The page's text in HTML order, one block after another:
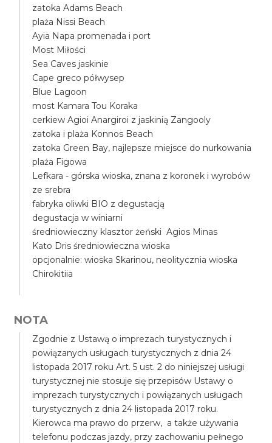
zatoka Adams Beach
plaża Nissi Beach
Ayia Napa promenada i port
Most Miłości
Sea Caves jaskinie
Cape greco półwysep
Blue Lagoon
most Kamara Tou Koraka
cerkiew Agioi Anargiroi z jaskinią Zangooly
zatoka i plaża Konnos Beach
zatoka Green Bay, najlepsze miejsce do nurkowania
plaża Figowa
Lefkara - górska wioska, znana z koronek i wyrobów
ze srebra
fabryka oliwki BIO z degustacją
degustacja w winiarni
średniowieczny klasztor żeński Agios Minas
Kato Dris średniowieczna wioska
opcjonalnie: wioska Skarinou, neolitycznia wioska
Chirokitiia
NOTA
Zgodnie z Ustawą o imprezach turystycznych i
powiązanych usługach turystycznych z dnia 24
listopada 2017 roku Art. 5 ust. 2 do niniejszej usługi
turystycznej nie stosuje się przepisów Ustawy o
imprezach turystycznych i powiązanych usługach
turystycznych z dnia 24 listopada 2017 roku.
Kierowca ma prawo do przerw, a także używania
telefonu podczas jazdy, przy zachowaniu pełnego